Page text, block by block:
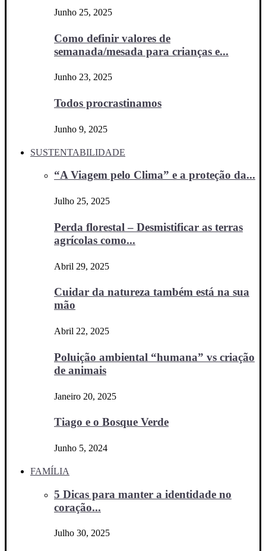
Junho 25, 2025
Como definir valores de
semanada/mesada para crianças e...
Junho 23, 2025
Todos procrastinamos
Junho 9, 2025
SUSTENTABILIDADE
“A Viagem pelo Clima” e a proteção da...
Julho 25, 2025
Perda florestal – Desmistificar as terras
agrícolas como...
Abril 29, 2025
Cuidar da natureza também está na sua
mão
Abril 22, 2025
Poluição ambiental “humana” vs criação
de animais
Janeiro 20, 2025
Tiago e o Bosque Verde
Junho 5, 2024
FAMÍLIA
5 Dicas para manter a identidade no
coração...
Julho 30, 2025